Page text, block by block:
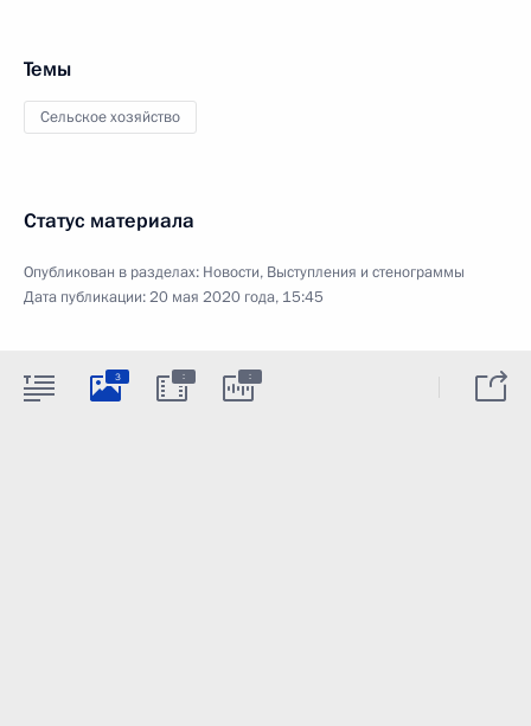
Темы
Сельское хозяйство
Статус материала
Опубликован в разделах: Новости, Выступления и стенограммы
Дата публикации:20 мая 2020 года, 15:45
3 : :